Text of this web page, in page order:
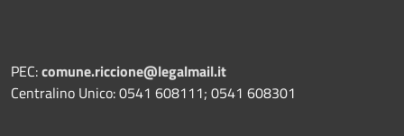
PEC:comune.riccione@legalmail.it
Centralino Unico: 0541 608111; 0541 608301